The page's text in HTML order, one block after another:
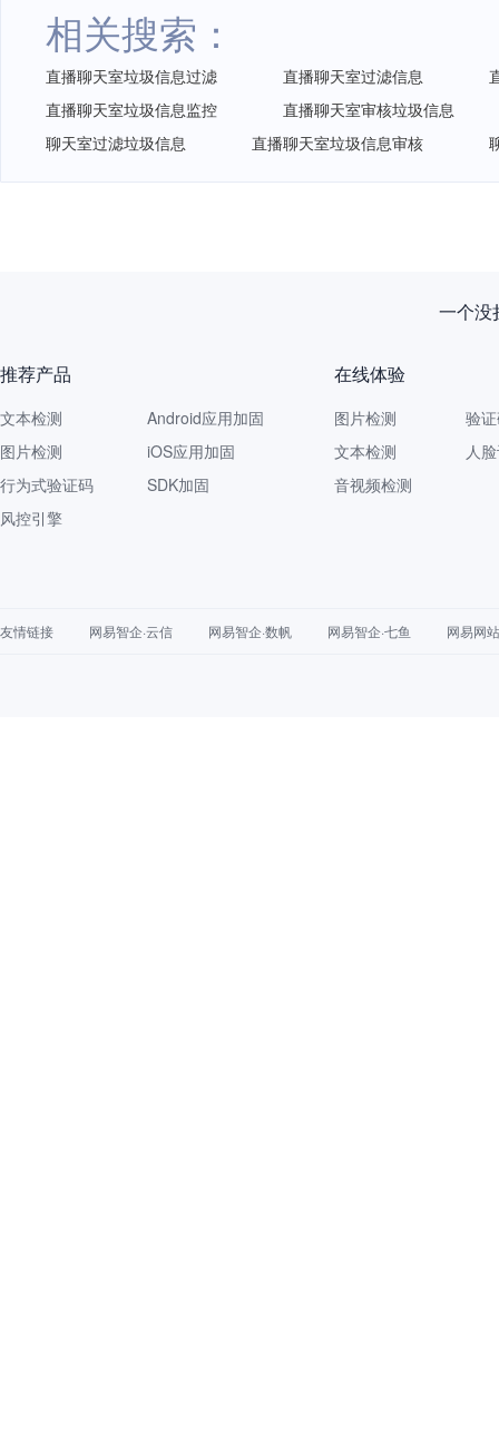
相关搜索：
直播聊天室垃圾信息过滤 直播聊天室过滤信息
直播聊天室垃圾信息监控
直播聊天室审核垃圾信息
聊天室过滤垃圾信息
直播聊天室垃圾信息审核
一个没
推荐产品
文本检测
图片检测
行为式验证码
风控引擎
Android应用加固
iOS应用加固
SDK加固
在线体验
图片检测
文本检测
音视频检测
验
人
友情链接 网易智企·云信 网易智企·数帆 网易智企·七鱼 网易网